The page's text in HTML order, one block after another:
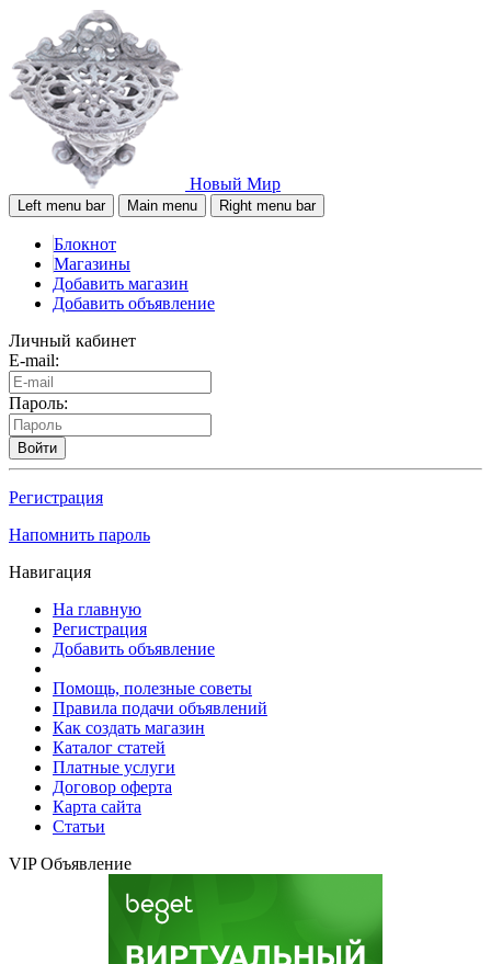
Новый Мир
Left menu bar Main menu Right menu bar
Блокнот
Магазины
Добавить магазин
Добавить объявление
Личный кабинет
E-mail:
Пароль:
Войти
Регистрация
Напомнить пароль
Навигация
На главную
Регистрация
Добавить объявление
Помощь, полезные советы
Правила подачи объявлений
Как создать магазин
Каталог статей
Платные услуги
Договор оферта
Карта сайта
Статьи
VIP Объявление